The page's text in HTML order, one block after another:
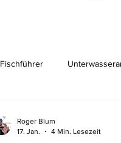
Fischführer
Roger Blum
17. Jan.
4 Min. Lesezeit